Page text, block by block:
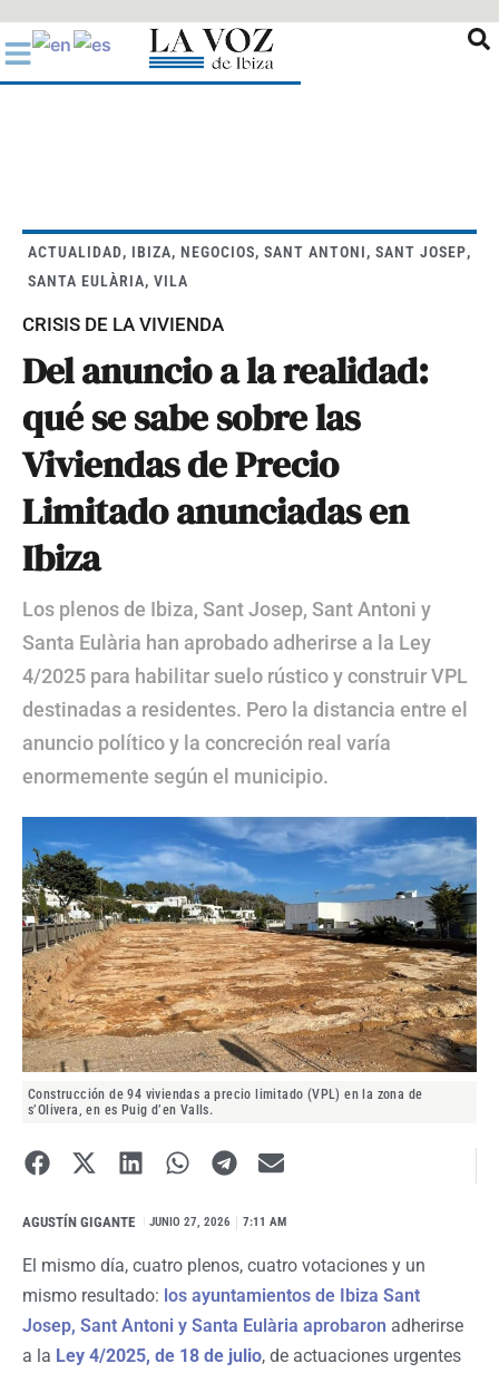
al
contenido
ACTUALIDAD, IBIZA, NEGOCIOS, SANT ANTONI, SANT JOSEP,
SANTA EULÀRIA, VILA
CRISIS DE LA VIVIENDA
Del anuncio a la realidad:
qué se sabe sobre las
Viviendas de Precio
Limitado anunciadas en
Ibiza
Los plenos de Ibiza, Sant Josep, Sant Antoni y
Santa Eulària han aprobado adherirse a la Ley
4/2025 para habilitar suelo rústico y construir VPL
destinadas a residentes. Pero la distancia entre el
anuncio político y la concreción real varía
enormemente según el municipio.
Construcción de 94 viviendas a precio limitado (VPL) en la zona de
s’Olivera, en es Puig d’en Valls.
AGUSTÍN GIGANTE JUNIO 27, 2026 7:11 AM
El mismo día, cuatro plenos, cuatro votaciones y un
mismo resultado: los ayuntamientos de Ibiza Sant
Josep, Sant Antoni y Santa Eulària aprobaron adherirse
a la Ley 4/2025, de 18 de julio, de actuaciones urgentes